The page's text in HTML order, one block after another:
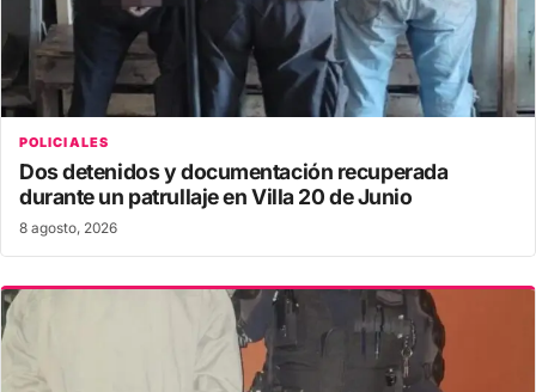
POLICIALES
Dos detenidos y documentación recuperada
durante un patrullaje en Villa 20 de Junio
8 agosto, 2026